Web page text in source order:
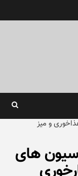
و میز
های